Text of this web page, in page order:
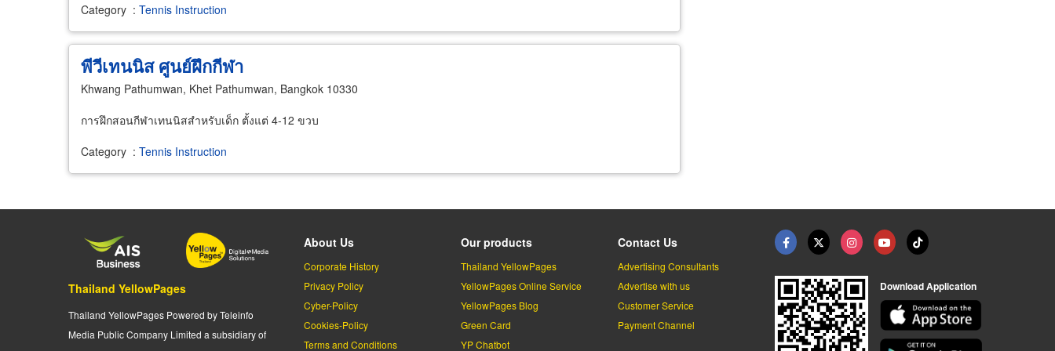
Category : Tennis Instruction
พีวีเทนนิส ศูนย์ฝึกกีฬา
Khwang Pathumwan, Khet Pathumwan, Bangkok 10330
การฝึกสอนกีฬาเทนนิสสำหรับเด็ก ตั้งแต่ 4-12 ขวบ
Category : Tennis Instruction
Thailand YellowPages
Thailand YellowPages Powered by Teleinfo
Media Public Company Limited a subsidiary of
About Us
Corporate History
Privacy Policy
Cyber-Policy
Cookies-Policy
Terms and Conditions
Our products
Thailand YellowPages
YellowPages Online Service
YellowPages Blog
Green Card
YP Chatbot
Contact Us
Advertising Consultants
Advertise with us
Customer Service
Payment Channel
Download Application